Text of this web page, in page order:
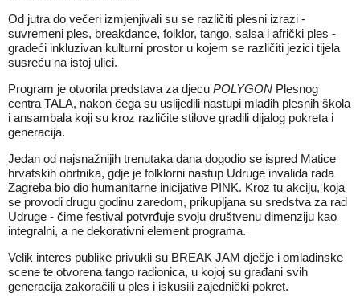
Od jutra do večeri izmjenjivali su se različiti plesni izrazi -
suvremeni ples, breakdance, folklor, tango, salsa i afrički ples -
gradeći inkluzivan kulturni prostor u kojem se različiti jezici tijela
susreću na istoj ulici.
Program je otvorila predstava za djecu POLYGON Plesnog
centra TALA, nakon čega su uslijedili nastupi mladih plesnih škola
i ansambala koji su kroz različite stilove gradili dijalog pokreta i
generacija.
Jedan od najsnažnijih trenutaka dana dogodio se ispred Matice
hrvatskih obrtnika, gdje je folklorni nastup Udruge invalida rada
Zagreba bio dio humanitarne inicijative PINK. Kroz tu akciju, koja
se provodi drugu godinu zaredom, prikupljana su sredstva za rad
Udruge - čime festival potvrđuje svoju društvenu dimenziju kao
integralni, a ne dekorativni element programa.
Velik interes publike privukli su BREAK JAM dječje i omladinske
scene te otvorena tango radionica, u kojoj su građani svih
generacija zakoračili u ples i iskusili zajednički pokret.